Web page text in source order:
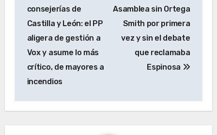
entradas
consejerías de
Castilla y León: el PP
aligera de gestión a
Vox y asume lo más
crítico, de mayores a
incendios
Asamblea sin Ortega
Smith por primera
vez y sin el debate
que reclamaba
Espinosa